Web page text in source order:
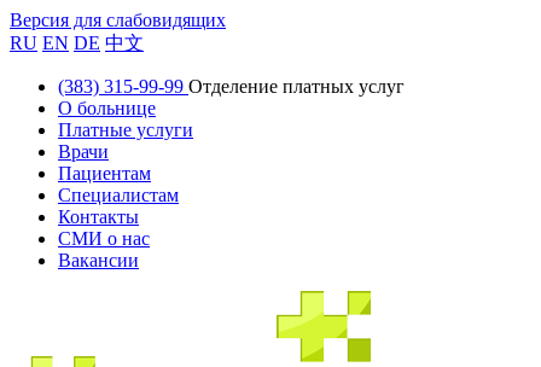
Версия для слабовидящих
RU EN DE 中文
(383) 315-99-99 Отделение платных услуг
О больнице
Платные услуги
Врачи
Пациентам
Специалистам
Контакты
СМИ о нас
Вакансии